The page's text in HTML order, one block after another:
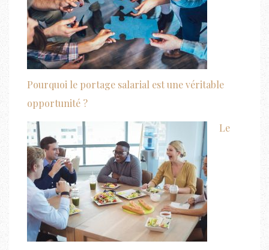
Pourquoi le portage salarial est une véritable
opportunité ?
Le